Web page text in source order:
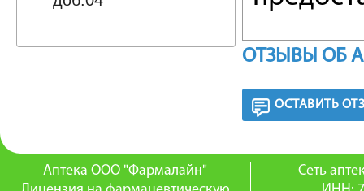
каждый
ОТЗЫВЫ ОБ
ОСТАВИТЬ
Аптека ООО "Фармалайн"
Сеть